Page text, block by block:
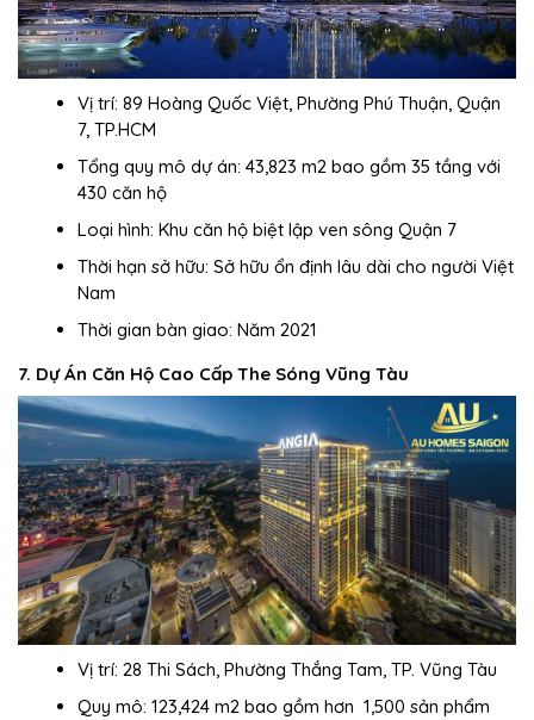
Vị trí: 89 Hoàng Quốc Việt, Phường Phú Thuận, Quận
7, TP.HCM
Tổng quy mô dự án: 43,823 m2 bao gồm 35 tầng với
430 căn hộ
Loại hình: Khu căn hộ biệt lập ven sông Quận 7
Thời hạn sở hữu: Sở hữu ổn định lâu dài cho người Việt
Nam
Thời gian bàn giao: Năm 2021
7. Dự Án Căn Hộ Cao Cấp The Sóng Vũng Tàu
Vị trí: 28 Thi Sách, Phường Thắng Tam, TP. Vũng Tàu
Quy mô: 123,424 m2 bao gồm hơn 1,500 sản phẩm